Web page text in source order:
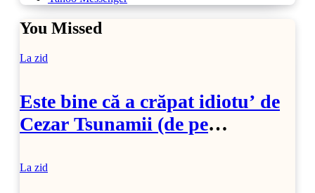
You Missed
La zid
Este bine că a crăpat idiotu’ de
Cezar Tsunamii (de pe
La zid